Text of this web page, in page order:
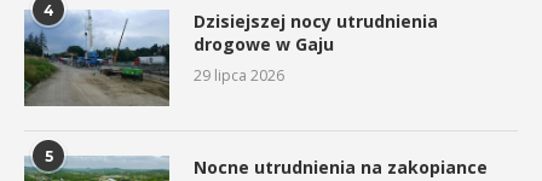
4
Dzisiejszej nocy utrudnienia
drogowe w Gaju
29 lipca 2026
5 Nocne utrudnienia na zakopiance